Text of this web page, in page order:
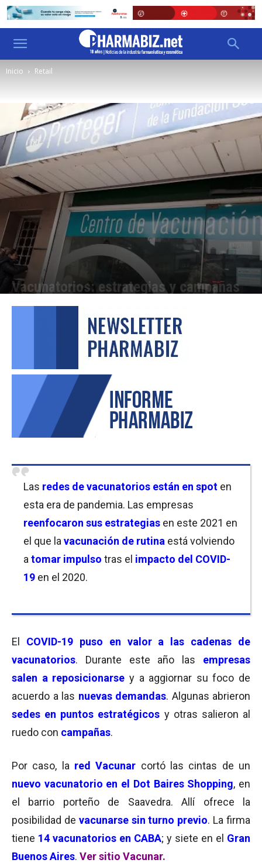
Inicio Retail
Vacunatorios: estrategias y campañas
Por Carolina Bordó -
Las redes de vacunatorios están en spot en
esta era de pandemia. Las empresas
reenfocaron sus estrategias en este 2021 en
el que la vacunación de rutina está volviendo
a tomar impulso tras el impacto del COVID-
19 en el 2020.
El COVID-19 puso en valor a las cadenas de
vacunatorios. Durante este año las empresas
salen a reposicionarse y a aggiornar su foco de
acuerdo a las nuevas demandas. Algunas abrieron
sedes en puntos estratégicos y otras salieron al
ruedo con campañas.
Por caso, la red Vacunar cortó las cintas de un
nuevo vacunatorio en el Dot Baires Shopping, en
el barrio porteño de Saavedra. Allí ofrece la
posibilidad de vacunarse sin turno previo. La firma
tiene 14 vacunatorios en CABA; y siete en el Gran
Buenos Aires. Ver sitio Vacunar.